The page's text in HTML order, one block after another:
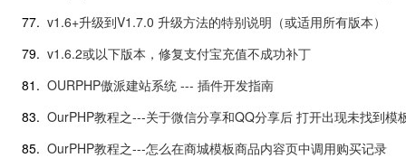
77. v1.6+升级到V1.7.0 升级方法的特别说明（或适用所有版本）
79. v1.6.2或以下版本，修复支付宝充值不成功补丁
81. OURPHP傲派建站系统 --- 插件开发指南
83. OurPHP教程之---关于微信分享和QQ分享后 打开出现未找到模
85. OurPHP教程之---怎么在商城模板商品内容页中调用购买记录